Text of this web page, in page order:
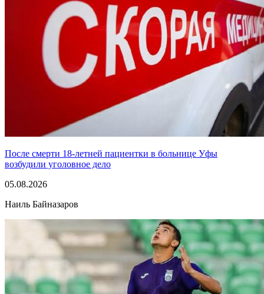
После смерти 18-летней пациентки в больнице Уфы
возбудили уголовное дело
05.08.2026
Наиль Байназаров